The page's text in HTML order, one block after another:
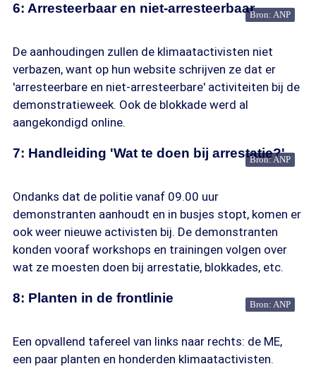
6: Arresteerbaar en niet-arresteerbaarBron: ANP
De aanhoudingen zullen de klimaatactivisten niet
verbazen, want op hun website schrijven ze dat er
'arresteerbare en niet-arresteerbare' activiteiten bij de
demonstratieweek. Ook de blokkade werd al
aangekondigd online.
7: Handleiding 'Wat te doen bij arrestatie?'
Bron: ANP
Ondanks dat de politie vanaf 09.00 uur
demonstranten aanhoudt en in busjes stopt, komen er
ook weer nieuwe activisten bij. De demonstranten
konden vooraf workshops en trainingen volgen over
wat ze moesten doen bij arrestatie, blokkades, etc.
8: Planten in de frontlinie Bron: ANP
Een opvallend tafereel van links naar rechts: de ME,
een paar planten en honderden klimaatactivisten.